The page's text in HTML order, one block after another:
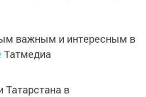
важным и интересным в
Татмедиа
Татарстана в